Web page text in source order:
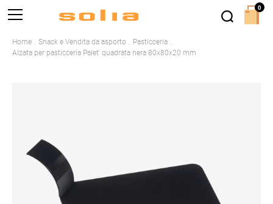
Home Snack e Vendita da asporto
Pasticceria
Alzata per pasticceria Palet' quadrata nera 80x80x20 mm
0